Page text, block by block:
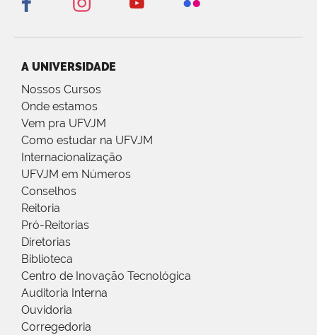
A UNIVERSIDADE
Nossos Cursos
Onde estamos
Vem pra UFVJM
Como estudar na UFVJM
Internacionalização
UFVJM em Números
Conselhos
Reitoria
Pró-Reitorias
Diretorias
Biblioteca
Centro de Inovação Tecnológica
Auditoria Interna
Ouvidoria
Corregedoria